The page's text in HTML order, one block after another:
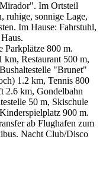
Im Ortsteil
ruhige, sonnige Lage,
Im Hause: Fahrstuhl,
Parkplätze 800 m.
km, Restaurant 500 m,
"Brunet"
1.2 km, Tennis 800
2.6 km, Gondelbahn
50 m, Skischule
900 m.
ab Flughafen zum
Nacht Club/Disco